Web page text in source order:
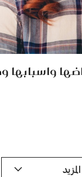
واسبابها